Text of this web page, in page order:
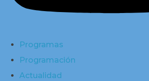
Programas
Programación
Actualidad